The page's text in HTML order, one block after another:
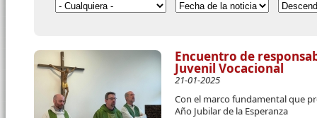
Encuentro de
Juvenil Vocacional
21-01-2025
Con el marco fundamental que
Año Jubilar de la Esperanza